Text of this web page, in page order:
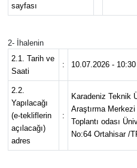
sayfası
2- İhalenin
2.1. Tarih ve
Saati
: 10.07.2026 - 10:30
2.2.
Yapılacağı
(e-tekliflerin
açılacağı)
adres
:
Karadeniz Teknik
Araştırma
Toplantı odası
No:64 Ortahisar /
BIK
ASTROLOJİ
Spor Yazıları
Mektup Galeri